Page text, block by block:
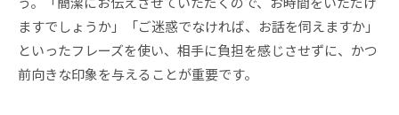
ますでしょうか」「ご迷惑でなければ、お話を伺えますか」
といったフレーズを使い、相手に負担を感じさせずに、かつ
前向きな印象を与えることが重要です。